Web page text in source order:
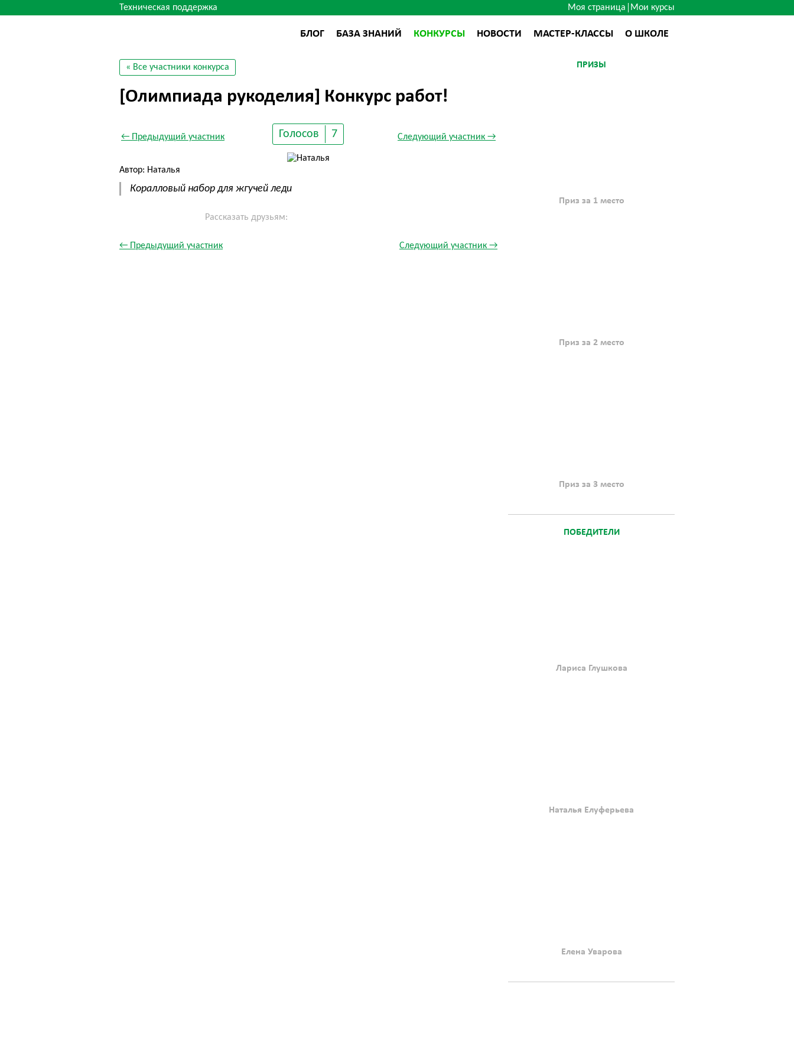
Техническая поддержка Моя страница Мои курсы
БЛОГ БАЗА ЗНАНИЙ КОНКУРСЫ НОВОСТИ МАСТЕР-КЛАССЫ О ШКОЛЕ
ПРИЗЫ
Приз за 1 место
Приз за 2 место
Приз за 3 место
ПОБЕДИТЕЛИ
Лариса Глушкова
Наталья Елуферьева
Елена Уварова
« Все участники конкурса
[Олимпиада рукоделия] Конкурс работ!
← Предыдущий участник Голосов 7 Следующий участник →
Автор: Наталья
Коралловый набор для жгучей леди
Рассказать друзьям:
← Предыдущий участник Следующий участник →